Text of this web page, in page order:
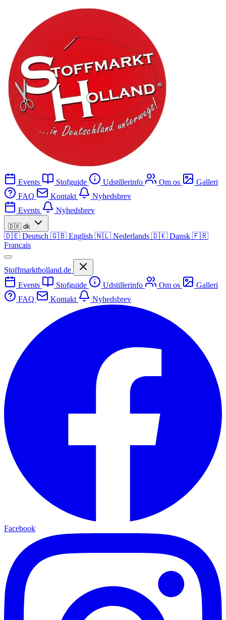
Events Stofguide Udstillerinfo Om os
Galleri
FAQ
Kontakt
Nyhedsbrev
Events
Nyhedsbrev
🇩🇰 dk
🇩🇪 Deutsch 🇬🇧 English 🇳🇱 Nederlands 🇩🇰 Dansk 🇫🇷
Français
Stoffmarktholland.de
Events
Stofguide Udstillerinfo Om os
Galleri
FAQ
Kontakt Nyhedsbrev
Facebook